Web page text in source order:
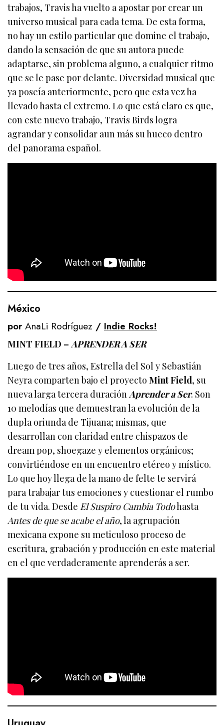
trabajos, Travis ha vuelto a apostar por crear un
universo musical para cada tema. De esta forma,
no hay un estilo particular que domine el trabajo,
dando la sensación de que su autora puede
adaptarse, sin problema alguno, a cualquier ritmo
que se le pase por delante. Diversidad musical que
ya poseía anteriormente, pero que esta vez ha
llevado hasta el extremo. Lo que está claro es que,
con este nuevo trabajo, Travis Birds logra
agrandar y consolidar aun más su hueco dentro
del panorama español.
México
por AnaLi Rodríguez / Indie Rocks!
MINT FIELD – APRENDER A SER
Luego de tres años, Estrella del Sol y Sebastián
Neyra comparten bajo el proyectoMint Field, su
nueva larga tercera duración Aprender a Ser. Son
10 melodías que demuestran la evolución de la
dupla oriunda de Tijuana; mismas, que
desarrollan con claridad entre chispazos de
dream pop, shoegaze y elementos orgánicos;
convirtiéndose en un encuentro etéreo y místico.
Lo que hoy llega de la mano de felte te servirá
para trabajar tus emociones y cuestionar el rumbo
de tu vida. Desde El Suspiro Cambia Todohasta
Antes de que se acabe el año, la agrupación
mexicana expone su meticuloso proceso de
escritura, grabación y producción en este material
en el que verdaderamente aprenderás a ser.